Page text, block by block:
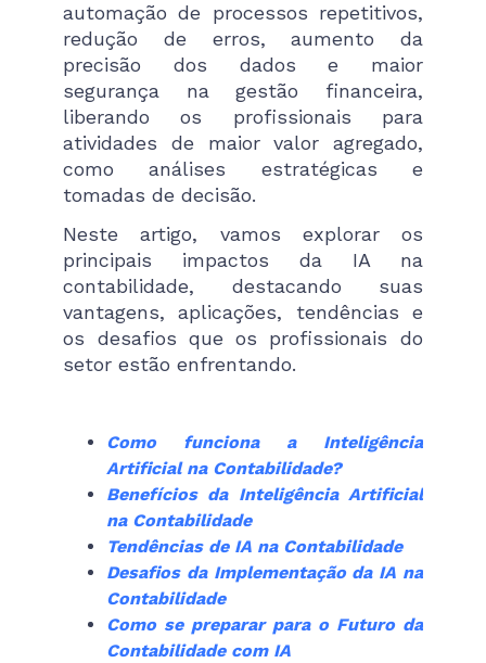
automação de processos repetitivos,
redução de erros, aumento da
precisão dos dados e maior
segurança na gestão financeira,
liberando os profissionais para
atividades de maior valor agregado,
como análises estratégicas e
tomadas de decisão.
Neste artigo, vamos explorar os
principais impactos da IA na
contabilidade, destacando suas
vantagens, aplicações, tendências e
os desafios que os profissionais do
setor estão enfrentando.
Como funciona a Inteligência
Artificial na Contabilidade?
Benefícios da Inteligência Artificial
na Contabilidade
Tendências de IA na Contabilidade
Desafios da Implementação da IA na
Contabilidade
Como se preparar para o Futuro da
Contabilidade com IA